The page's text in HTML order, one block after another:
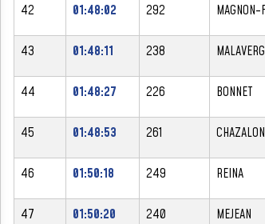
42 01:48:02 292 MAGNON-
43 01:48:11 238
44 01:48:27 226 BONNET
45 01:48:53 261 CHAZALON
46 01:50:18 249 REINA
47 01:50:20 240 MEJEAN